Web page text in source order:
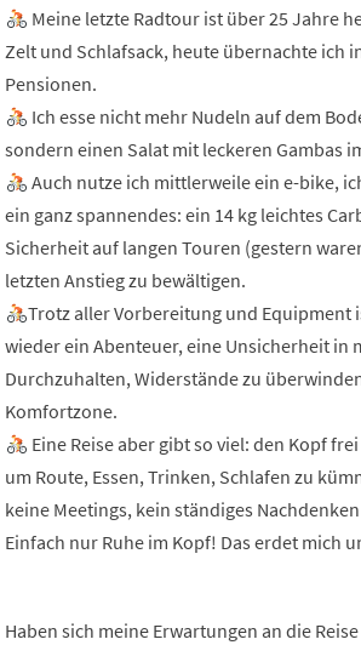
Meine letzte Radtour ist über 25 Jahre
Zelt und Schlafsack, heute übernachte ich
Pensionen.
Ich esse nicht mehr Nudeln auf dem
sondern einen Salat mit leckeren Gambas
Auch nutze ich mittlerweile ein e-bike,
ein ganz spannendes: ein 14 kg leichtes
Sicherheit auf langen Touren (gestern
letzten Anstieg zu bewältigen.
Trotz aller Vorbereitung und Equipment
wieder ein Abenteuer, eine Unsicherheit in
Durchzuhalten, Widerstände zu
Komfortzone.
Eine Reise aber gibt so viel: den Kopf
um Route, Essen, Trinken, Schlafen zu
keine Meetings, kein ständiges
Einfach nur Ruhe im Kopf! Das erdet mich
Haben sich meine Erwartungen an die